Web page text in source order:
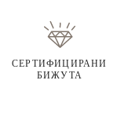
СЕРТИФИЦИРАНИ
БИЖУТА